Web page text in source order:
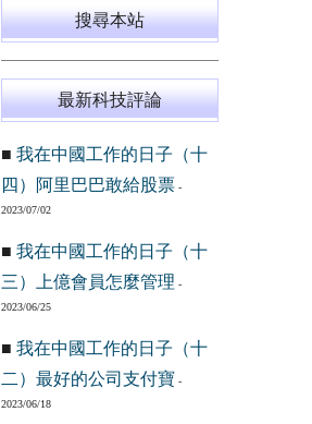
搜尋本站
最新科技評論
■ 我在中國工作的日子（十
四）阿里巴巴敢給股票-
2023/07/02
■ 我在中國工作的日子（十
三）上億會員怎麼管理 -
2023/06/25
■ 我在中國工作的日子（十
二）最好的公司支付寶 -
2023/06/18